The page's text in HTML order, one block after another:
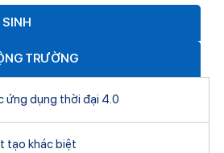
TRƯỜNG
ứng dụng thời đại 4.0
tạo khác biệt